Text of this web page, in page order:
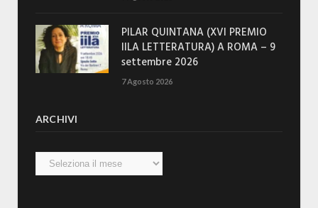
PILAR QUINTANA (XVI PREMIO
IILA LETTERATURA) A ROMA – 9
settembre 2026
7 Agosto 2026
ARCHIVI
Archivi